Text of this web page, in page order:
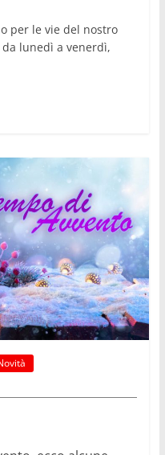
per le vie del nostro
lunedì a venerdì,